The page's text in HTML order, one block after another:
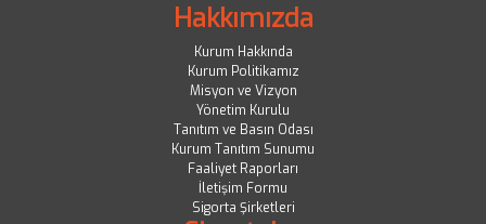
Hakkımızda
Kurum Hakkında
Kurum Politikamız
Misyon ve Vizyon
Yönetim Kurulu
Tanıtım ve Basın Odası
Kurum Tanıtım Sunumu
Faaliyet Raporları
İletişim Formu
Sigorta Şirketleri